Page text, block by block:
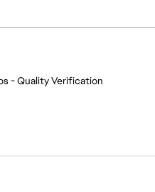
- Quality Verification